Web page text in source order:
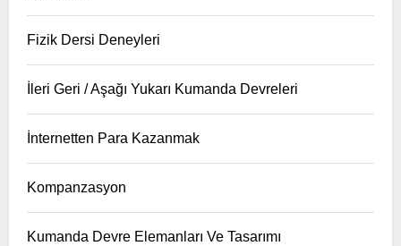
Fizik Dersi Deneyleri
İleri Geri / Aşağı Yukarı Kumanda Devreleri
İnternetten Para Kazanmak
Kompanzasyon
Kumanda Devre Elemanları Ve Tasarımı